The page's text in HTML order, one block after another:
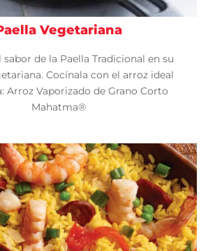
Vegetariana
de la Paella Tradicional en su
Cocínala con el arroz ideal
Arroz Vaporizado de Grano Corto
Mahatma®